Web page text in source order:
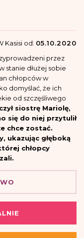
Kasisi od: 05.10.2020
przez
stanie dłużej sobie
chłopców w
domyślać, że ich
od szczęśliwego
siostrę Mariolę,
się do niej przytulił
chce zostać.
ukazując głęboką
chłopcy